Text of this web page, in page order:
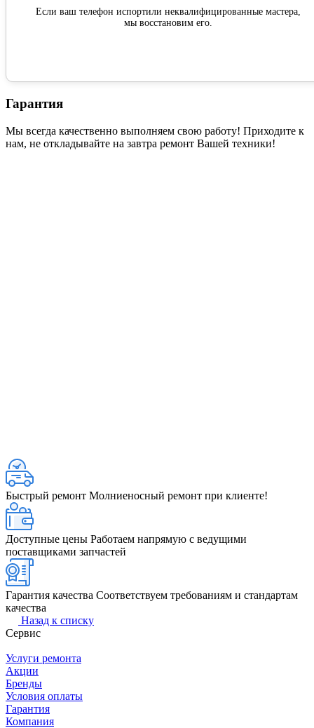
Если ваш телефон испортили неквалифицированные мастера,
мы восстановим его.
Гарантия
Мы всегда качественно выполняем свою работу! Приходите к
нам, не откладывайте на завтра ремонт Вашей техники!
Быстрый ремонт Молниеносный ремонт при клиенте!
Доступные цены Работаем напрямую с ведущими
поставщиками запчастей
Гарантия качества Соответствуем требованиям и стандартам
качества
Назад к списку
Сервис
Услуги ремонта
Акции
Бренды
Условия оплаты
Гарантия
Компания